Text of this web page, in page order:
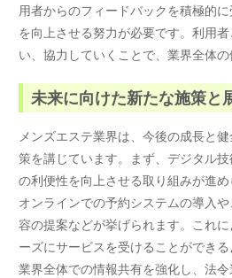
用者からのフィードバックを積極的
を向上させる努力が必要です。利用
い、協力していくことで、業界全体の
未来に向けた新たな施策と
メンズエステ業界は、今後の成長と
策を講じています。まず、デジタル
の利便性を向上させる取り組みが進め
オンラインでの予約システムの導入
容の提案などが挙げられます。これ
ーズにサービスを受けることができる
業界全体での情報共有を強化し、法